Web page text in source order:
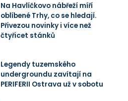
Na Havlíčkovo nábřeží míří
oblíbené Trhy, co se hledají.
Přivezou novinky i více než
čtyřicet stánků
Legendy tuzemského
undergroundu zavítají na
PERIFERII Ostrava už v sobotu